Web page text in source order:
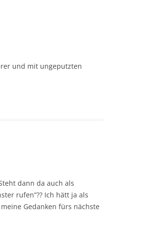
und mit ungeputzten
dann da auch als
rufen”?? Ich hätt ja als
Gedanken fürs nächste